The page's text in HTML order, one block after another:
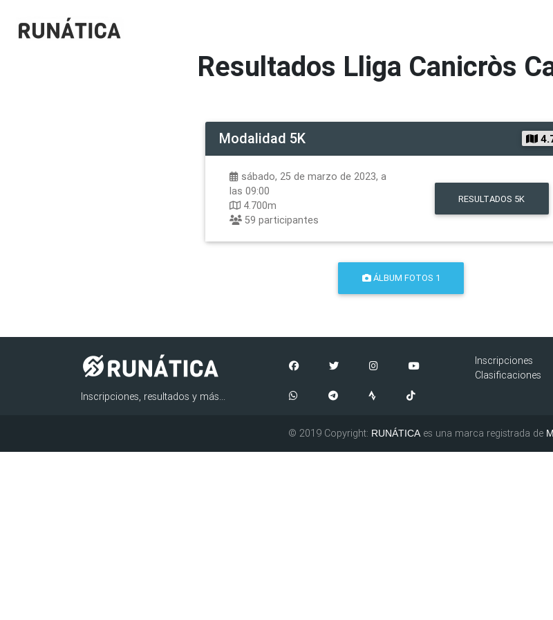
Resultados Lliga Canicròs
Modalidad 5K
sábado, 25 de marzo de 2023, a
las 09:00
4.700m
59participantes
RESULTADOS 5K
ÁLBUM FOTOS 1
Inscripciones, resultados y más...
Inscripciones
Clasificaciones
© 2019 Copyright: RUNÁTICAes una marca registrada de